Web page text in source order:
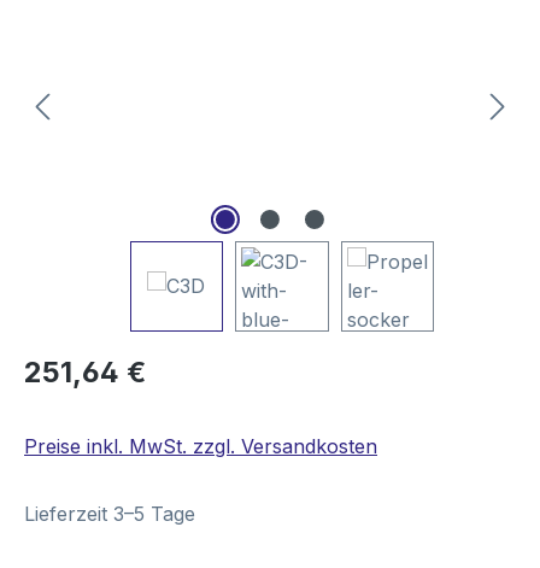
Regulärer Preis:
251,64 €
Preise inkl. MwSt. zzgl. Versandkosten
Lieferzeit 3–5 Tage